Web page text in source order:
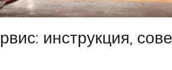
инструкция,